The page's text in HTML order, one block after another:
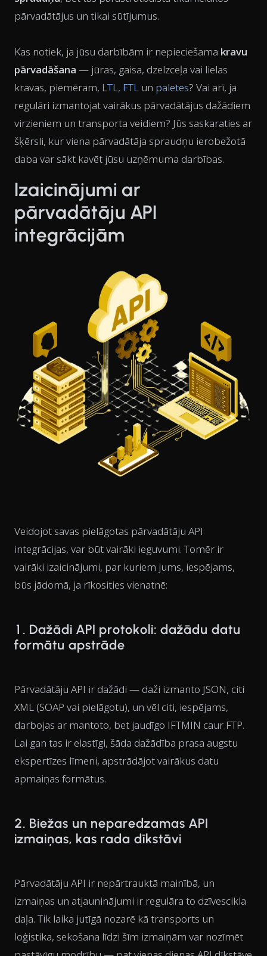
pārvadātājus un tikai sūtījumus.
Kas notiek, ja jūsu darbībām ir nepieciešama kravu
pārvadāšana — jūras, gaisa, dzelzceļa vai lielas
kravas, piemēram, LTL, FTL un paletes? Vai arī, ja
regulāri izmantojat vairākus pārvadātājus dažādiem
virzieniem un transporta veidiem? Jūs saskaraties ar
šķērsli, kur viena pārvadātāja spraudņu ierobežotā
daba var sākt kavēt jūsu uzņēmuma darbības.
Izaicinājumi ar
pārvadātāju API
integrācijām
Veidojot savas pielāgotas pārvadātāju API
integrācijas, var būt vairāki ieguvumi. Tomēr ir
vairāki izaicinājumi, par kuriem jums, iespējams,
būs jādomā, ja rīkosities vienatnē:
1. Dažādi API protokoli: dažādu datu
formātu apstrāde
Pārvadātāju API ir dažādi — daži izmanto JSON, citi
XML (SOAP vai pielāgotu), un vēl citi, iespējams,
darbojas ar mantoto, bet jaudīgo IFTMIN caur FTP.
Lai gan tas ir elastīgi, šāda dažādība prasa augstu
ekspertīzes līmeni, apstrādājot vairākus datu
apmaiņas formātus.
2. Biežas un neparedzamas API
izmaiņas, kas rada dīkstāvi
Pārvadātāju API ir nepārtrauktā mainībā, un
izmaiņas un atjauninājumi ir regulāra to dzīvescikla
daļa. Tik laika jutīgā nozarē kā transports un
loģistika, sekošana līdzi šīm izmaiņām var nozīmēt